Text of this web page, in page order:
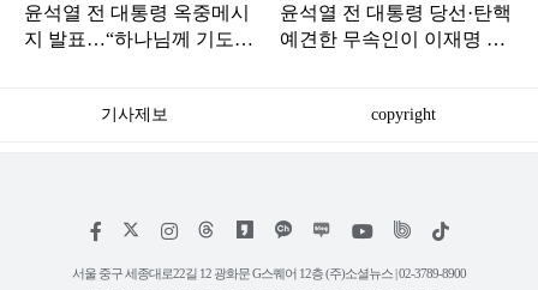
윤석열 전 대통령 옥중메시
지 발표…“하나님께 기도드
윤석열 전 대통령 당선·탄핵
예견한 무속인이 이재명 대
기사제보 copyright
페
스
인
타
위
트
틱
서울 중구 세종대로22길 12 광화문 G스퀘어 12층 (주)소셜뉴스 | 02-3789-8900